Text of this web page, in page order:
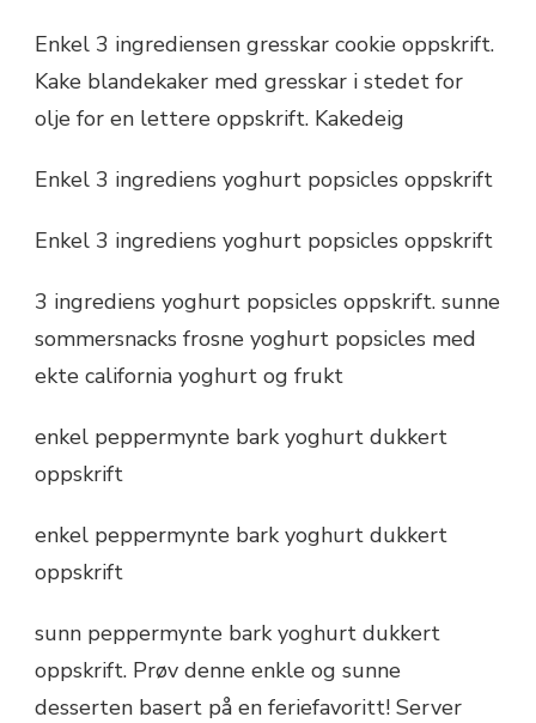
Enkel 3 ingrediensen gresskar cookie oppskrift.
Kake blandekaker med gresskar i stedet for
olje for en lettere oppskrift. Kakedeig
Enkel 3 ingrediens yoghurt popsicles oppskrift
Enkel 3 ingrediens yoghurt popsicles oppskrift
3 ingrediens yoghurt popsicles oppskrift. sunne
sommersnacks frosne yoghurt popsicles med
ekte california yoghurt og frukt
enkel peppermynte bark yoghurt dukkert
oppskrift
enkel peppermynte bark yoghurt dukkert
oppskrift
sunn peppermynte bark yoghurt dukkert
oppskrift. Prøv denne enkle og sunne
desserten basert på en feriefavoritt! Server